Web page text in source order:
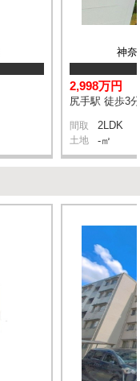
神奈
2,998万円
尻手駅 徒歩3分
間取 2LDK
土地 -㎡